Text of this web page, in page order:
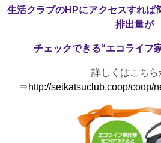
生活クラブのHPにアクセスすれば
排出量が
チェックできる“エコライフ
詳しくはこちら
⇒http://seikatsuclub.coop/coop/